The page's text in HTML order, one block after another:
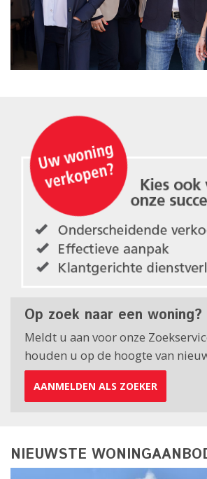
Op zoek naar een woning?
Meldt u aan voor onze
houden u op de hoogte van
AANMELDEN ALS ZOEKER
NIEUWSTE